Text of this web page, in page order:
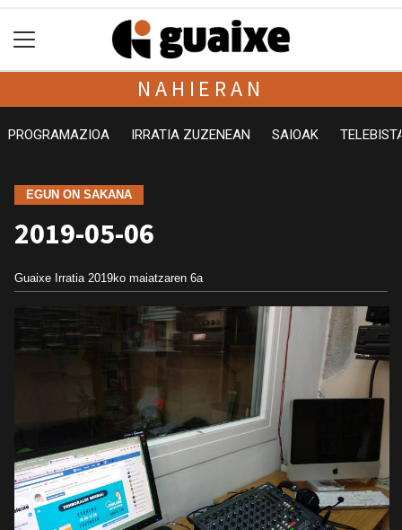
NAHIERAN
PROGRAMAZIOA IRRATIA ZUZENEAN SAIOAK
EGUN ON SAKANA
2019-05-06
Guaixe Irratia 2019ko maiatzaren 6a